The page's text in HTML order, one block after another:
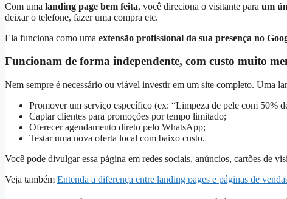
Com uma landing page bem feita, você direciona o visitante para um
deixar o telefone, fazer uma compra etc.
Ela funciona como uma extensão profissional da sua presença no
Funcionam de forma independente, com custo muito
Nem sempre é necessário ou viável investir em um site completo. Uma
Promover um serviço específico (ex: “Limpeza de pele com 50%
Captar clientes para promoções por tempo limitado;
Oferecer agendamento direto pelo WhatsApp;
Testar uma nova oferta local com baixo custo.
Você pode divulgar essa página em redes sociais, anúncios, cartões de
Veja também Entenda a diferença entre landing pages e páginas de